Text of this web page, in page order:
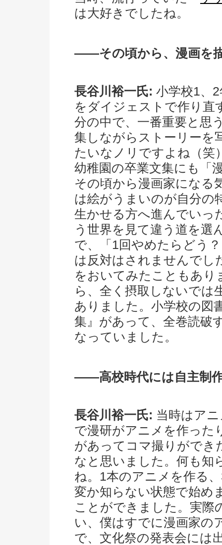
は大好きでしたね。
――その頃から、漫画を
長谷川裕一氏: 小学校1、
をダイジェストで作り直
分の中で、一番重要と思
集しながらストーリーを
たいなノリですよね（笑
幼稚園の卒業文集にも「
その頃から漫画家になる
は絵がうまいのが自分の
生かせる方へ進んでいっ
う世界を見て違う道を選
で、「1回やめたらどう
は反対はされませんでし
をおいてみたこともあり
ら、全く摂取しないでは
ありました。小学校の図
集』があって、全巻読破
なっていました。
――高校時代には自主制
長谷川裕一氏: 当時はア
で漫研がアニメを作った
があってコマ撮りができ
なと思いました。何も知
ね。1本のアニメを作る
変か知らない状態で始め
ことができました。実際
い、僕はすでに漫画家の
で、文化祭の発表会には